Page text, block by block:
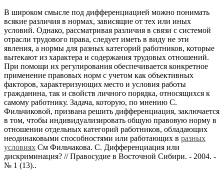
В широком смысле под дифференциацией можно понимать
всякие различия в нормах, зависящие от тех или иных
условий. Однако, рассматривая различия в связи с системой
отрасли трудового права, следует иметь в виду не эти
явления, а нормы для разных категорий работников, которые
вытекают из характера и содержания трудовых отношений.
При помощи их регулирования обеспечивается конкретное
применение правовых норм с учетом как объективных
факторов, характеризующих место и условия работы
гражданина, так и свойств личного порядка, относящихся к
самому работнику. Задача, которую, по мнению С.
Фильчиковой, призвана решить дифференциация, заключается
в том, чтобы индивидуализировать общую правовую норму в
отношении отдельных категорий работников, обладающих
неодинаковыми способностями или работающих в разных
условиях См Фильчакова. С. Дифференциация или
дискриминация? // Правосудие в Восточной Сибири. - 2004. -
№ 1 (13)..